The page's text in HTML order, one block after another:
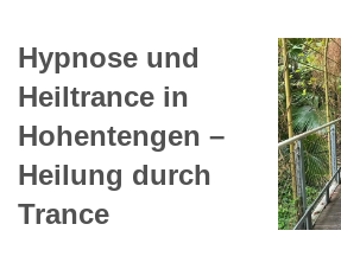
Hypnose und
Heiltrance in
Hohentengen –
Heilung durch
Trance